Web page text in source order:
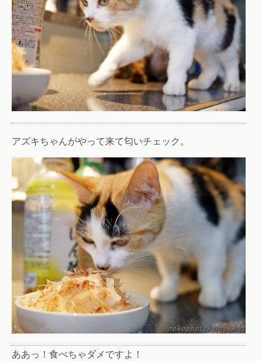
アズキちゃんがやって来て匂いチェック。
ああっ！食べちゃダメですよ！